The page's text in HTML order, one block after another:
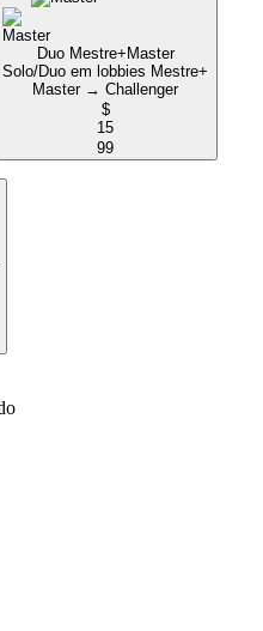
Duo Mestre+ Master
Solo/Duo em lobbies Mestre+
Master → Challenger
$
15
99